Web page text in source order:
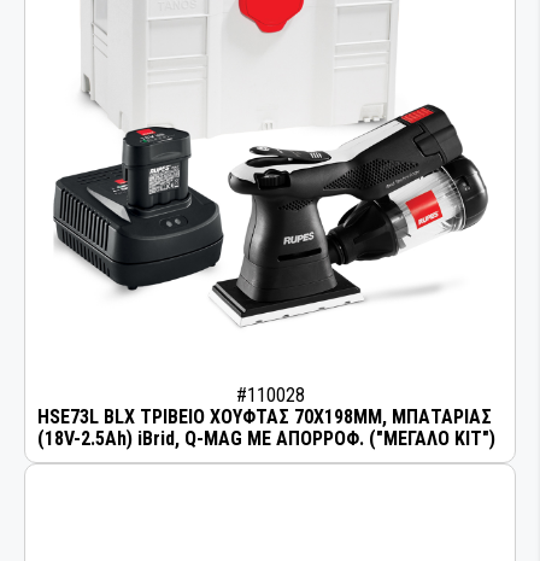
#110028
HSE73L BLX ΤΡΙΒΕΙΟ ΧΟΥΦΤΑΣ 70Χ198MM, ΜΠΑΤΑΡΙΑΣ
(18V-2.5Ah) iBrid, Q-MAG ΜΕ ΑΠΟΡΡΟΦ. ("ΜΕΓΑΛΟ ΚΙΤ")